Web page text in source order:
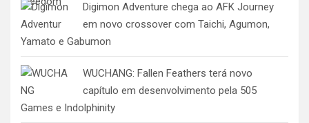
Digimon Adventure chega ao AFK Journey
em novo crossover com Taichi, Agumon,
Yamato e Gabumon
WUCHANG: Fallen Feathers terá novo
capítulo em desenvolvimento pela 505
Games e Indolphinity